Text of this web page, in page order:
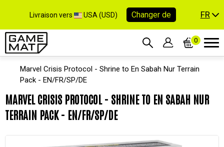
Livraison vers USA (USD) Changer de FR
0
Marvel Crisis Protocol - Shrine to En Sabah Nur Terrain
Pack - EN/FR/SP/DE
MARVEL CRISIS PROTOCOL - SHRINE TO EN SABAH NUR
TERRAIN PACK - EN/FR/SP/DE